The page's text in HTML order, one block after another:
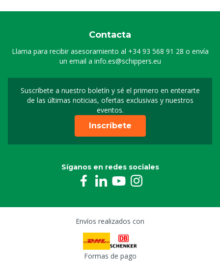
Contacta
Llama para recibir asesoramiento al +34 93 568 91 28 o envía
un email a info.es@schippers.eu
Suscríbete a nuestro boletín y sé el primero en enterarte
de las últimas noticias, ofertas exclusivas y nuestros
eventos.
Suscripción a nuestro
Inscríbete
Síganos en redes sociales
Envíos realizados con
Formas de pago